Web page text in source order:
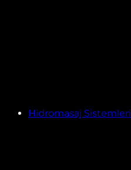
Hidromasaj Sistemleri